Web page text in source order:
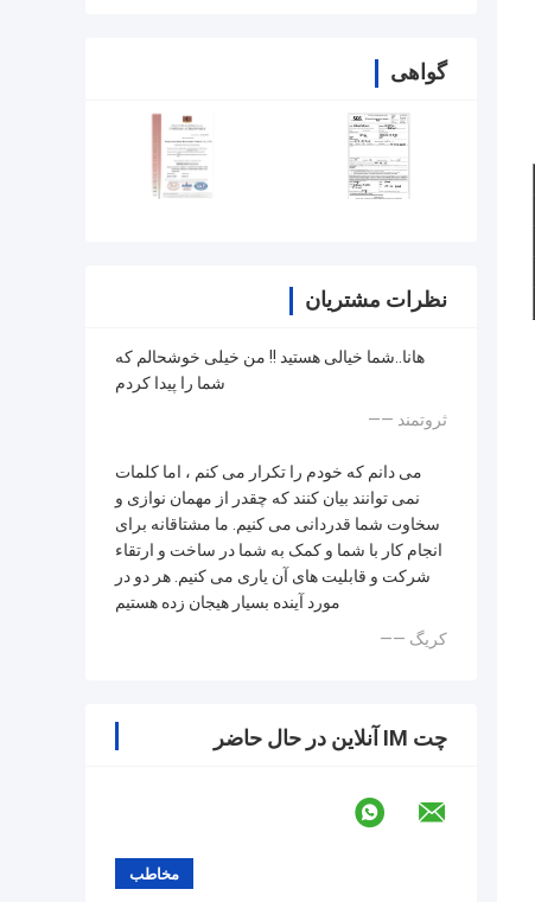
گواهی
نظرات مشتریان
هانا..شما خیالی هستید !! من خیلی خوشحالم که
شما را پیدا کردم
—— ثروتمند
می دانم که خودم را تکرار می کنم ، اما کلمات
نمی توانند بیان کنند که چقدر از مهمان نوازی و
سخاوت شما قدردانی می کنیم. ما مشتاقانه برای
انجام کار با شما و کمک به شما در ساخت و ارتقاء
شرکت و قابلیت های آن یاری می کنیم. هر دو در
مورد آینده بسیار هیجان زده هستیم
—— کریگ
چت IM آنلاین در حال حاضر